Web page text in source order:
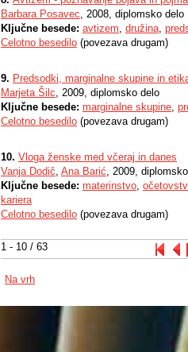
1 - 10 / 63
Barbara Posavec, 2008, diplomsko delo
Ključne besede: avtizem, družina,
Celotno besedilo (povezava drugam)
9. Predsodki, marginalne skupine in
Marjeta Šilc, 2009, diplomsko delo
Ključne besede: marginalne skupine,
Celotno besedilo (povezava drugam)
10. Vloga ženske med včeraj in danes
Vanja Dodič, Ana Barić, 2009,
Ključne besede: materinstvo,
kariera
Celotno besedilo (povezava drugam)
Na vrh